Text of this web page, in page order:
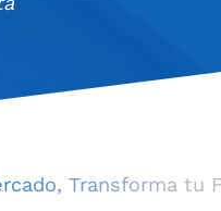
Transforma tu